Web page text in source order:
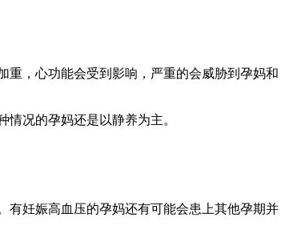
重，心功能会受到影响，严重的会威胁到孕妈和
况的孕妈还是以静养为主。
有妊娠高血压的孕妈还有可能会患上其他孕期并